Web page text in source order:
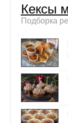
Кексы
Подборка